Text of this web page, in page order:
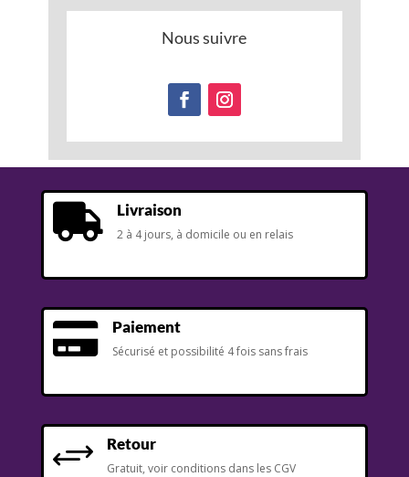
Nous suivre
 Livraison
2 à 4 jours, à domicile ou en relais
 Paiement
Sécurisé et possibilité 4 fois sans frais
+ Retour
Gratuit, voir conditions dans les CGV